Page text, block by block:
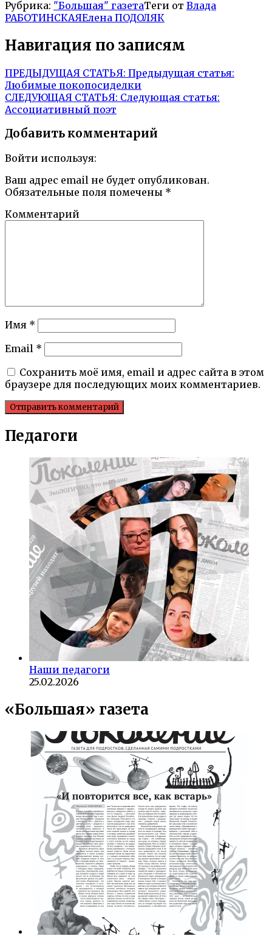
Рубрика: "Большая" газетаТеги от Влада
РАБОТИНСКАЯЕлена ПОДОЛЯК
Навигация по записям
ПРЕДЫДУЩАЯ СТАТЬЯ: Предыдущая статья:
Любимые покопосиделки
СЛЕДУЮЩАЯ СТАТЬЯ: Следующая статья:
Ассоциативный поэт
Добавить комментарий
Войти используя:
Ваш адрес email не будет опубликован.
Обязательные поля помечены *
Комментарий
Имя *
Email *
Сохранить моё имя, email и адрес сайта в этом
браузере для последующих моих комментариев.
Педагоги
Наши педагоги
25.02.2026
«Большая» газета